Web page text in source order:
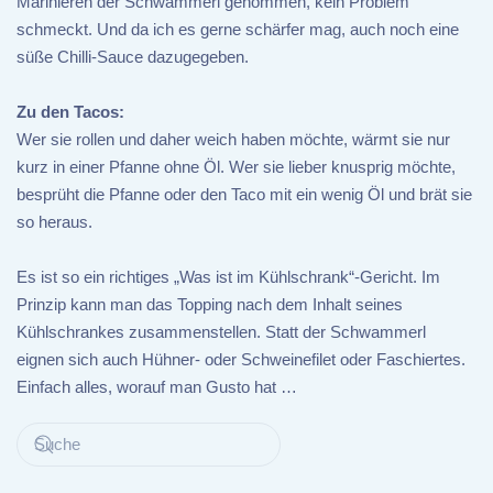
schmeckt. Und da ich es gerne schärfer mag, auch noch eine
süße Chilli-Sauce dazugegeben.
Zu den Tacos:
Wer sie rollen und daher weich haben möchte, wärmt sie nur
kurz in einer Pfanne ohne Öl. Wer sie lieber knusprig möchte,
besprüht die Pfanne oder den Taco mit ein wenig Öl und brät sie
so heraus.
Es ist so ein richtiges „Was ist im Kühlschrank“-Gericht. Im
Prinzip kann man das Topping nach dem Inhalt seines
Kühlschrankes zusammenstellen. Statt der Schwammerl
eignen sich auch Hühner- oder Schweinefilet oder Faschiertes.
Einfach alles, worauf man Gusto hat …